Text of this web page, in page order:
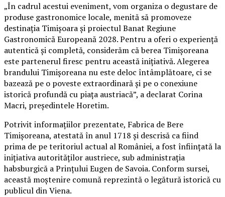
„În cadrul acestui eveniment, vom organiza o degustare de
produse gastronomice locale, menită să promoveze
destinația Timișoara și proiectul Banat Regiune
Gastronomică Europeană 2028. Pentru a oferi o experiență
autentică și completă, considerăm că berea Timișoreana
este partenerul firesc pentru această inițiativă. Alegerea
brandului Timișoreana nu este deloc întâmplătoare, ci se
bazează pe o poveste extraordinară și pe o conexiune
istorică profundă cu piața austriacă”, a declarat Corina
Macri, președintele Horetim.
Potrivit informațiilor prezentate, Fabrica de Bere
Timișoreana, atestată în anul 1718 și descrisă ca fiind
prima de pe teritoriul actual al României, a fost înființată la
inițiativa autorităților austriece, sub administrația
habsburgică a Prințului Eugen de Savoia. Conform sursei,
această moștenire comună reprezintă o legătură istorică cu
publicul din Viena.